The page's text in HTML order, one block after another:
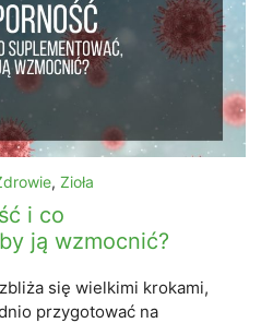
, Zioła
i co
ją wzmocnić?
się wielkimi krokami,
przygotować na